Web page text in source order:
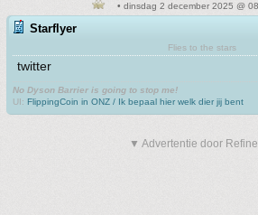
• dinsdag 2 december 2025 @
Starflyer
Flies to the stars
twitter
No Dyson Barrier is going to stop me!
UI: FlippingCoin in ONZ / Ik bepaal hier welk dier jij bent
▼ Advertentie door